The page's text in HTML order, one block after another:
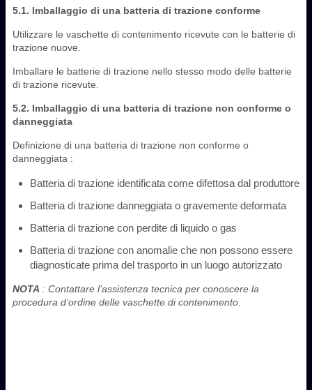
5.1. Imballaggio di una batteria di trazione conforme
Utilizzare le vaschette di contenimento ricevute con le batterie di
trazione nuove.
Imballare le batterie di trazione nello stesso modo delle batterie
di trazione ricevute.
5.2. Imballaggio di una batteria di trazione non conforme o
danneggiata
Definizione di una batteria di trazione non conforme o
danneggiata :
Batteria di trazione identificata come difettosa dal produttore
Batteria di trazione danneggiata o gravemente deformata
Batteria di trazione con perdite di liquido o gas
Batteria di trazione con anomalie che non possono essere
diagnosticate prima del trasporto in un luogo autorizzato
NOTA : Contattare l’assistenza tecnica per conoscere la
procedura d’ordine delle vaschette di contenimento.